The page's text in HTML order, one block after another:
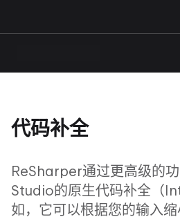
代码补全
ReSharper通过更高级的
Studio的原生代码补全（
如，它可以根据您的输入